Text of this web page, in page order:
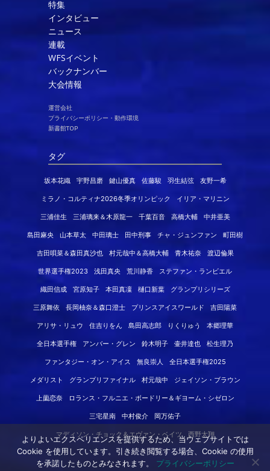
特集
インタビュー
ニュース
連載
WFSイベント
バックナンバー
大会情報
運営会社
プライバシーポリシー・動作環境
新書館TOP
タグ
坂本花織 宇野昌磨 鍵山優真 佐藤駿 羽生結弦 友野一希
ミラノ・コルティナ2026冬季オリンピック イリア・マリニン
三浦佳生 三浦璃来＆木原龍一 千葉百音 高橋大輔 中井亜美
島田麻央 山本草太 中田璃士 田中刑事 チャ・ジュンファン 町田樹
吉田唄菜＆森田真沙也 村元哉中＆高橋大輔 青木祐奈 渡辺倫果
世界選手権2023 浅田真央 荒川静香 ステファン・ランビエル
織田信成 宮原知子 本田真凜 樋口新葉 グランプリシリーズ
三原舞依 長岡柚奈＆森口澄士 プリンスアイスワールド 吉田陽菜
アリサ・リュウ 住吉りをん 島田高志郎 りくりゅう 本郷理華
全日本選手権 アンバー・グレン 鈴木明子 壷井達也 松生理乃
ファンタジー・オン・アイス 無良崇人 全日本選手権2025
メダリスト グランプリファイナル 村元哉中 ジェイソン・ブラウン
上薗恋奈 ロランス・フルニエ・ボードリー＆ギヨーム・シゼロン
三宅星南 中村俊介 岡万佑子
マディソン・チョック＆エヴァン・ベイツ 西野太翔
よりよいエクスペリエンスを提供するため、当ウェブサイトでは
Cookie を使用しています。引き続き閲覧する場合、Cookie の使用
を承諾したものとみなされます。 プライバシーポリシー